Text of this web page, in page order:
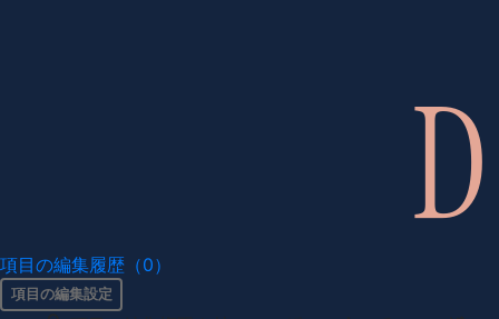
項目の編集履歴（0）
項目の編集設定